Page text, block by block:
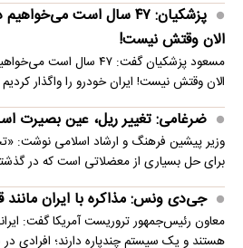
پزشکیان: ۴۷ سال است
الان وقتش نیست!
مسعود پزشکیان گفت: ۴۷
الان وقتش نیست! ایران خودرو را واگذار
ضرغامی: تغییر ریل، عین بصیرت
وزیر پیشین فرهنگ و ارشاد اسلامی نوشت:
برای حل بسیاری از معضلاتی‌ است که در
جی‌دی ونس: مذاکره با ایران
معاون رئیس‌جمهور تروریست آمریکا گفت:
هستند و یک سیستم چندپاره دارند؛ افرادی